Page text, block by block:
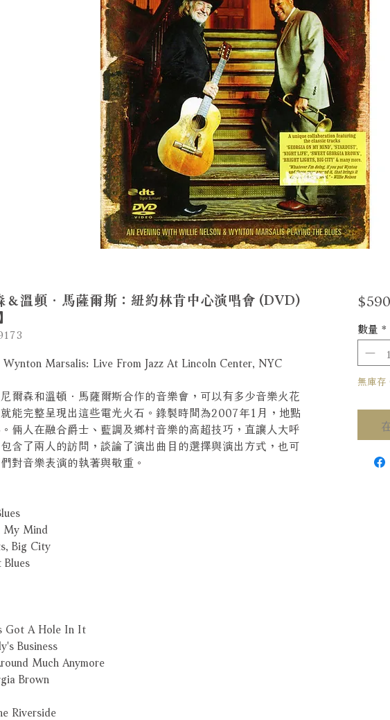
＆溫頓．馬薩爾斯：紐約林肯中心演唱會 (DVD)
Marsalis: Live From Jazz At Lincoln Center, NYC
爾森和溫頓．馬薩爾斯合作的音樂會，可以有多少音樂火花
能完整呈現出這些電光火石。錄製時間為2007年1月，地點
倆人在融合爵士、藍調及鄉村音樂的高超技巧，直讓人大呼
含了兩人的訪問，談論了演出曲目的選擇與演出方式，也可
對音樂表演的執著與敬重。
My Mind
Big City
Got A Hole In It
Business
Much Anymore
Brown
Riverside
數量 *
無庫